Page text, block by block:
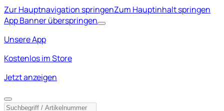
Zur Hauptnavigation springenZum Hauptinhalt springen
App Banner überspringen
Unsere App
Kostenlos im Store
Jetzt anzeigen